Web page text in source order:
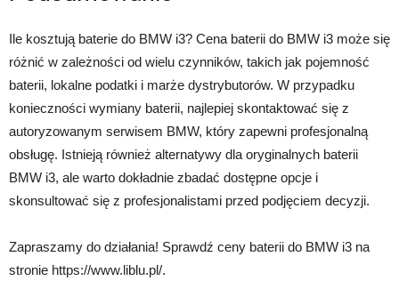
Ile kosztują baterie do BMW i3? Cena baterii do BMW i3 może się
różnić w zależności od wielu czynników, takich jak pojemność
baterii, lokalne podatki i marże dystrybutorów. W przypadku
konieczności wymiany baterii, najlepiej skontaktować się z
autoryzowanym serwisem BMW, który zapewni profesjonalną
obsługę. Istnieją również alternatywy dla oryginalnych baterii
BMW i3, ale warto dokładnie zbadać dostępne opcje i
skonsultować się z profesjonalistami przed podjęciem decyzji.
Zapraszamy do działania! Sprawdź ceny baterii do BMW i3 na
stronie https://www.liblu.pl/.